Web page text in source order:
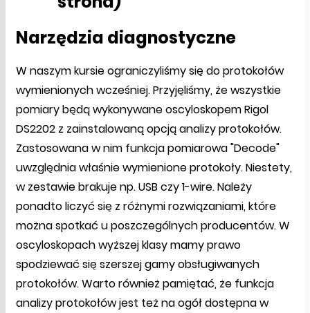
Narzędzia diagnostyczne
W naszym kursie ograniczyliśmy się do protokołów
wymienionych wcześniej. Przyjęliśmy, że wszystkie
pomiary będą wykonywane oscyloskopem Rigol
DS2202 z zainstalowaną opcją analizy protokołów.
Zastosowana w nim funkcja pomiarowa "Decode"
uwzględnia właśnie wymienione protokoły. Niestety,
w zestawie brakuje np. USB czy 1-wire. Należy
ponadto liczyć się z różnymi rozwiązaniami, które
można spotkać u poszczególnych producentów. W
oscyloskopach wyższej klasy mamy prawo
spodziewać się szerszej gamy obsługiwanych
protokołów. Warto również pamiętać, że funkcja
analizy protokołów jest też na ogół dostępna w